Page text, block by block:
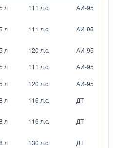
л 111 л.с. АИ-95
л 111 л.с. АИ-95
л 120 л.с. АИ-95
л 111 л.с. АИ-95
л 120 л.с. АИ-95
л 116 л.с. ДТ
л 116 л.с. ДТ
л 130 л.с. ДТ